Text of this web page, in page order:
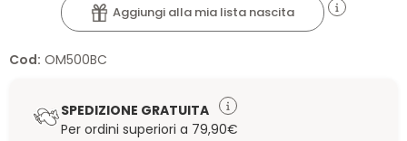
Aggiungi alla mia lista nascita
Cod: OM500BC
SPEDIZIONE GRATUITA
Per ordini superiori a 79,90€